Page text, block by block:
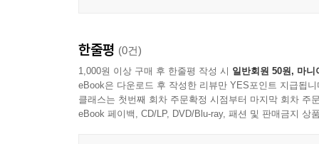
아네마리 몰(Annemarie Mol, 1958년~ )은 네덜
석사학위를, 흐로닝언 대학교에서 철학 박사
한줄평 (0건)
1,000원 이상 구매 후 한줄평 작성 시 일반회원 50원, 마니
eBook은 다운로드 후 작성한 리뷰만 YES포인트 지급됩니
클래스는 첫번째 회차 주문확정 시점부터 마지막 회차 주
eBook 페이백, CD/LP, DVD/Blu-ray, 패션 및 판매금지 상